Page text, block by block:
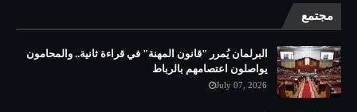
مجتمع
البرلمان يُمرر "قانون المهنة" في قراءة ثانية.. والمحامون
يواصلون اعتصامهم بالرباط
July 07, 2026